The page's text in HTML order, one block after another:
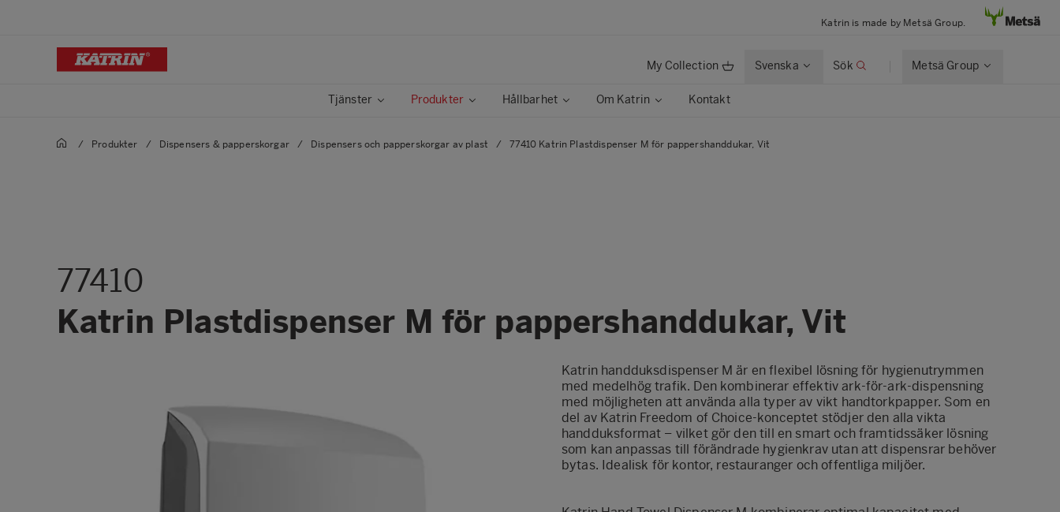
Katrin is made by Metsä Group.
My Collection Svenska Sök Metsä Group
Tjänster Produkter Hållbarhet Om Katrin Kontakt
/ Produkter / Dispensers & papperskorgar / Dispensers och papperskorgar av plast / 77410 Katrin Plastdispenser M för pappershanddukar, Vit
77410
Katrin Plastdispenser M för pappershanddukar, Vit
Katrin handduksdispenser M är en flexibel lösning för hygienutrymmen
med medelhög trafik. Den kombinerar effektiv ark-för-ark-dispensning
med möjligheten att använda alla typer av vikt handtorkpapper. Som en
del av Katrin Freedom of Choice-konceptet stödjer den alla vikta
handduksformat – vilket gör den till en smart och framtidssäker lösning
som kan anpassas till förändrade hygienkrav utan att dispensrar behöver
bytas. Idealisk för kontor, restauranger och offentliga miljöer.